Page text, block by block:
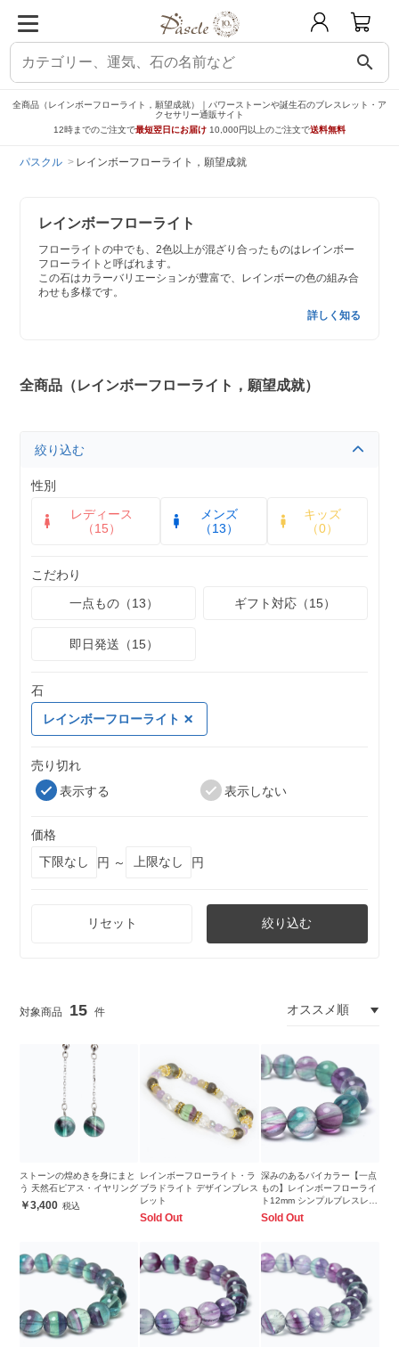
search
全商品（レインボーフローライト，願望成就）｜パワーストーンや誕生石のブレスレット・ア
クセサリー通販サイト
12時までのご注文で最短翌日にお届け 10,000円以上のご注文で送料無料
パスクル レインボーフローライト，願望成就
レインボーフローライト
フローライトの中でも、2色以上が混ざり合ったものはレインボー
フローライトと呼ばれます。
この石はカラーバリエーションが豊富で、レインボーの色の組み合
わせも多様です。
詳しく知る
全商品（レインボーフローライト，願望成就）
絞り込む
性別
レディース
（15）
メンズ
（13）
キッズ
（0）
こだわり
一点もの（13）
ギフト対応（15）
即日発送（15）
石
レインボーフローライト
売り切れ
表示する
表示しない
価格
円 ～
円
リセット 絞り込む
15
ストーンの煌めきを身にまと
う 天然石ピアス・イヤリング
3,400
レインボーフローライト・ラ
ブラドライト デザインブレス
レット
Sold Out
深みのあるバイカラー【一点
もの】レインボーフローライ
ト12mm シンプルブレスレッ
ト
Sold Out